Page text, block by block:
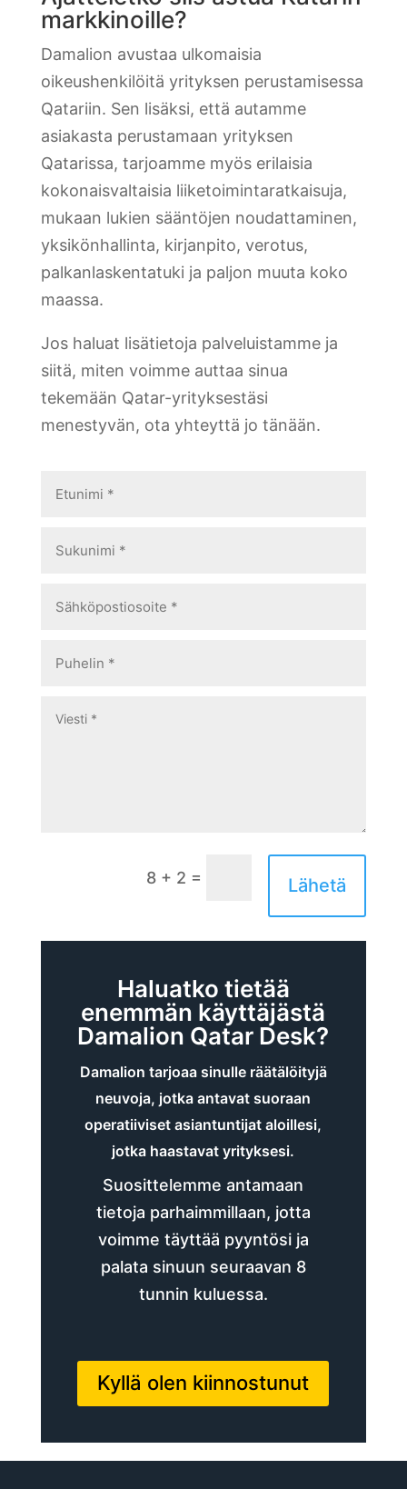
markkinoille?
Damalion avustaa ulkomaisia
oikeushenkilöitä yrityksen perustamisessa
Qatariin. Sen lisäksi, että autamme
asiakasta perustamaan yrityksen
Qatarissa, tarjoamme myös erilaisia
kokonaisvaltaisia liiketoimintaratkaisuja,
mukaan lukien sääntöjen noudattaminen,
yksikönhallinta, kirjanpito, verotus,
palkanlaskentatuki ja paljon muuta koko
maassa.
Jos haluat lisätietoja palveluistamme ja
siitä, miten voimme auttaa sinua
tekemään Qatar-yrityksestäsi
menestyvän, ota yhteyttä jo tänään.
8 + 2 = Lähetä
Haluatko tietää
enemmän käyttäjästä
Damalion Qatar Desk?
Damalion tarjoaa sinulle räätälöityjä
neuvoja, jotka antavat suoraan
operatiiviset asiantuntijat aloillesi,
jotka haastavat yrityksesi.
Suosittelemme antamaan
tietoja parhaimmillaan, jotta
voimme täyttää pyyntösi ja
palata sinuun seuraavan 8
tunnin kuluessa.
Kyllä olen kiinnostunut